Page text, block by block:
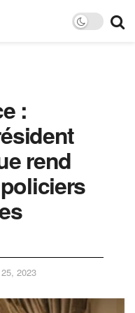
:
rend
2023